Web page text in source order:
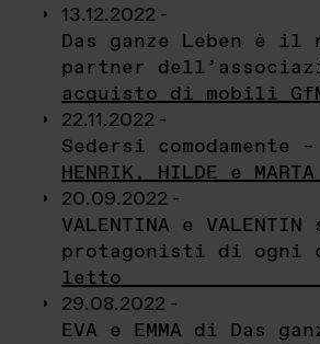
13.12.2022 -
Das ganze Leben è il
partner
acquisto di mobili
22.11.2022 -
Sedersi comodamente –
HENRIK, HILDE e MARTA
20.09.2022 -
VALENTINA e
protagonisti di ogni
letto
29.08.2022 -
EVA e EMMA di Das